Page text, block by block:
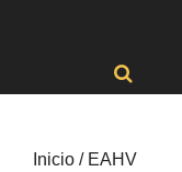
Inicio / EAHV